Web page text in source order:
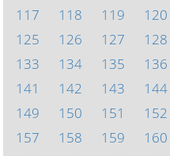
117
118 119 120
125
126 127 128
133
134 135 136
141
142 143 144
149
150 151 152
157
158 159 160